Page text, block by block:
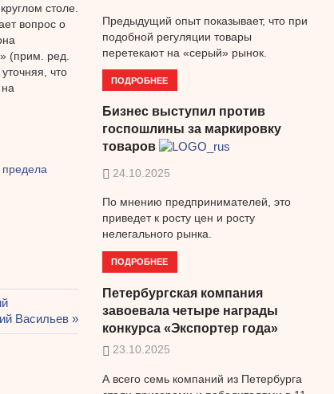
столе.
вопрос о
(прим. ред.
что
предела
Васильев
Предыдущий опыт показывает, что при
подобной регуляции товары
перетекают на «серый» рынок.
ПОДРОБНЕЕ
Бизнес выступил против
госпошлины за маркировку
товаров
24.10.2025
По мнению предпринимателей, это
приведет к росту цен и росту
нелегального рынка.
ПОДРОБНЕЕ
Петербургская компания
завоевала четыре награды
конкурса «Экспортер года»
23.10.2025
А всего семь компаний из Петербурга